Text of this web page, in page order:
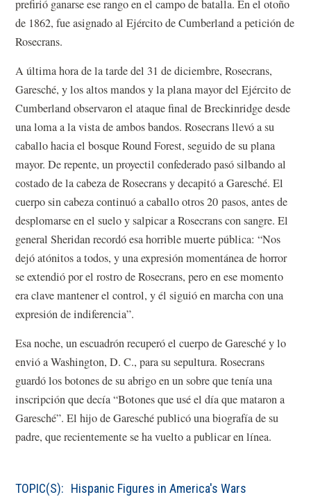
prefirió ganarse ese rango en el campo de batalla. En el otoño
de 1862, fue asignado al Ejército de Cumberland a petición de
Rosecrans.
A última hora de la tarde del 31 de diciembre, Rosecrans,
Garesché, y los altos mandos y la plana mayor del Ejército de
Cumberland observaron el ataque final de Breckinridge desde
una loma a la vista de ambos bandos. Rosecrans llevó a su
caballo hacia el bosque Round Forest, seguido de su plana
mayor. De repente, un proyectil confederado pasó silbando al
costado de la cabeza de Rosecrans y decapitó a Garesché. El
cuerpo sin cabeza continuó a caballo otros 20 pasos, antes de
desplomarse en el suelo y salpicar a Rosecrans con sangre. El
general Sheridan recordó esa horrible muerte pública: “Nos
dejó atónitos a todos, y una expresión momentánea de horror
se extendió por el rostro de Rosecrans, pero en ese momento
era clave mantener el control, y él siguió en marcha con una
expresión de indiferencia”.
Esa noche, un escuadrón recuperó el cuerpo de Garesché y lo
envió a Washington, D. C., para su sepultura. Rosecrans
guardó los botones de su abrigo en un sobre que tenía una
inscripción que decía “Botones que usé el día que mataron a
Garesché”. El hijo de Garesché publicó una biografía de su
padre, que recientemente se ha vuelto a publicar en línea.
TOPIC(S): Hispanic Figures in America's Wars